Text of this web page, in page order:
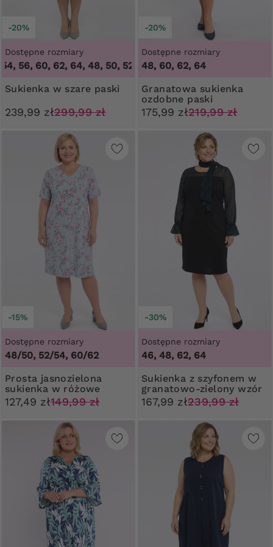
-20%
Dostępne rozmiary
56, 60, 62, 64 ,48, 50, 52, 54, 56, 60, 62, 64
Sukienka w szare paski
239,99 zł299,99 zł
-20%
Dostępne rozmiary
48, 60, 62, 64
Granatowa sukienka
ozdobne paski
175,99 zł219,99 zł
-15%
Dostępne rozmiary
48/50, 52/54, 60/62
Prosta jasnozielona
sukienka w różowe
kwiatki
127,49 zł149,99 zł
-30%
Dostępne rozmiary
46, 48, 62, 64
Sukienka z szyfonem w
granatowo-zielony wzór
167,99 zł239,99 zł